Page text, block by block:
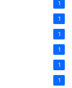
1
1
1
1
1
1